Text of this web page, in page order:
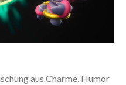
aus Charme, Humor